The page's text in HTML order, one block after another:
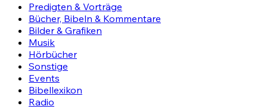
Predigten & Vorträge
Bücher, Bibeln & Kommentare
Bilder & Grafiken
Musik
Hörbücher
Sonstige
Events
Bibellexikon
Radio